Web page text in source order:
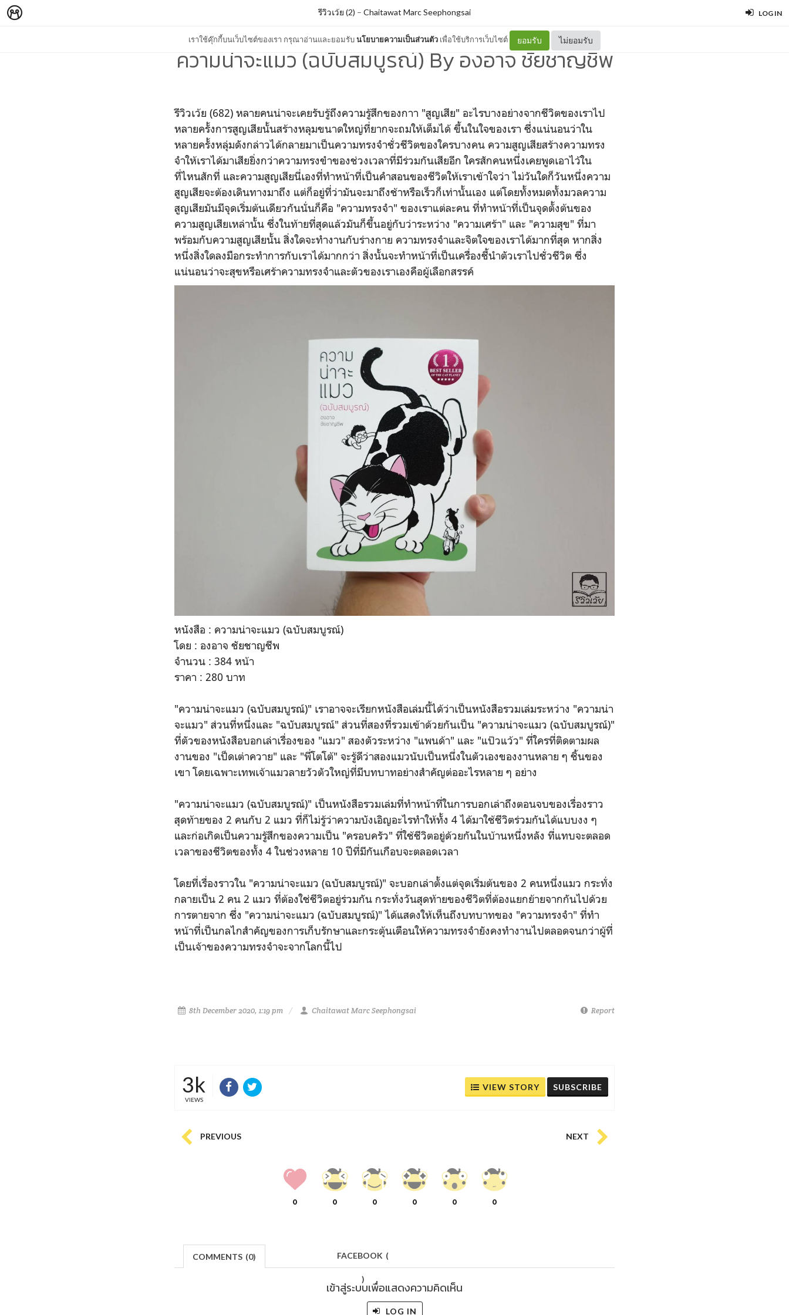
LOG IN
เราใช้คุ๊กกี้บนเว็บไซต์ของเรา กรุณาอ่านและยอมรับนโยบายความเป็นส่วนตัว เพื่อใช้บริการเว็บไซต์ ยอมรับ ไม่ยอมรับ
รีวิวเว้ย (2) – Chaitawat Marc Seephongsai
ความน่าจะแมว (ฉบับสมบูรณ์) By องอาจ ชัยชาญชีพ
รีวิวเว้ย (682) หลายคนน่าจะเคยรับรู้ถึงความรู้สึกของกาา "สูญเสีย" อะไรบางอย่างจากชีวิตของเราไป
หลายครั้งการสูญเสียนั้นสร้างหลุมขนาดใหญ่ที่ยากจะถมให้เต็มได้ ขึ้นในใจของเรา ซึ่งแน่นอนว่าใน
หลายครั้งหลุ่มดังกล่าวได้กลายมาเป็นความทรงจำชั่วชีวิตของใครบางคน ความสูญเสียสร้างความทรง
จำให้เราได้มาเสียยิ่งกว่าความทรงขำของช่วงเวลาที่มีร่วมกันเสียอีก ใครสักคนหนึ่งเคยพูดเอาไว้ใน
ที่ไหนสักที่ และความสูญเสียนี่เองที่ทำหน้าที่เป็นคำสอนของชีวิตให้เราเข้าใจว่า ไม่วันใดก็วันหนึ่งความ
สูญเสียจะต้องเดินทางมาถึง แต่ก็อยู่ที่ว่ามันจะมาถึงช้าหรือเร็วก็เท่านั้นเอง แต่โดยทั้งหมดทั้งมวลความ
สูญเสียมันมีจุดเริ่มต้นเดียวกันนั่นก็คือ "ความทรงจำ" ของเราแต่ละคน ที่ทำหน้าที่เป็นจุดตั้งต้นของ
ความสูญเสียเหล่านั้น ซึ่งในท้ายที่สุดแล้วมันก็ขึ้นอยู่กับว่าระหว่าง "ความเศร้า" และ "ความสุข" ที่มา
พร้อมกับความสูญเสียนั้น สิ่งใดจะทำงานกับร่างกาย ความทรงจำและจิตใจของเราได้มากที่สุด หากสิ่ง
หนึ่งสิ่งใดลงมือกระทำการกับเราได้มากกว่า สิ่งนั้นจะทำหน้าที่เป็นเครื่องชี้นำตัวเราไปชั่วชีวิต ซึ่ง
แน่นอนว่าจะสุขหรือเศร้าความทรงจำและตัวของเราเองคือผู้เลือกสรรค์
หนังสือ : ความน่าจะแมว (ฉบับสมบูรณ์)
โดย : องอาจ ชัยชาญชีพ
จำนวน : 384 หน้า
ราคา : 280 บาท
"ความน่าจะแมว (ฉบับสมบูรณ์)" เราอาจจะเรียกหนังสือเล่มนี้ได้ว่าเป็นหนังสือรวมเล่มระหว่าง "ความน่า
จะแมว" ส่วนที่หนึ่งและ "ฉบับสมบูรณ์" ส่วนที่สองที่รวมเข้าด้วยกันเป็น "ความน่าจะแมว (ฉบับสมบูรณ์)"
ที่ตัวของหนังสือบอกเล่าเรื่องของ "แมว" สองตัวระหว่าง "แพนด้า" และ "แป๊วแว้ว" ที่ใครที่ติดตามผล
งานของ "เป็ดเต่าควาย" และ "พี่โตโต้" จะรู้ดีว่าสองแมวนับเป็นหนึ่งในตัวเองของงานหลาย ๆ ชิ้นของ
เขา โดยเฉพาะเทพเจ้าแมวลายวัวตัวใหญ่ที่มีบทบาทอย่างสำคัญต่ออะไรหลาย ๆ อย่าง
"ความน่าจะแมว (ฉบับสมบูรณ์)" เป็นหนังสือรวมเล่มที่ทำหน้าที่ในการบอกเล่าถึงตอนจบของเรื่องราว
สุดท้ายของ 2 คนกับ 2 แมว ที่ก็ไม่รู้ว่าความบังเอิญอะไรทำให้ทั้ง 4 ได้มาใช้ชีวิตร่วมกันได้แบบงง ๆ
และก่อเกิดเป็นความรู้สึกของความเป็น "ครอบครัว" ที่ใช้ชีวิตอยู่ด้วยกันในบ้านหนึ่งหลัง ที่แทบจะตลอด
เวลาของชีวิตของทั้ง 4 ในช่วงหลาย 10 ปีที่มีกันเกือบจะตลอดเวลา
โดยที่เรื่องราวใน "ความน่าจะแมว (ฉบับสมบูรณ์)" จะบอกเล่าตั้งแต่จุดเริ่มต้นของ 2 คนหนึ่งแมว กระทั่ง
กลายเป็น 2 คน 2 แมว ที่ต้องใช่ชีวิตอยู่ร่วมกัน กระทั่งวันสุดท้ายของชีวิตที่ต้องแยกย้ายจากกันไปด้วย
การตายจาก ซึ่ง "ความน่าจะแมว (ฉบับสมบูรณ์)" ได้แสดงให้เห็นถึงบทบาทของ "ความทรงจำ" ที่ทำ
หน้าที่เป็นกลไกสำคัญของการเก็บรักษาและกระตุ้นเตือนให้ความทรงจำยังคงทำงานไปตลอดจนกว่าผู้ที่
เป็นเจ้าของความทรงจำจะจากโลกนี้ไป
8th December 2020, 1:19 pm Chaitawat Marc Seephongsai Report
3k
VIEWS
VIEW STORY SUBSCRIBE
PREVIOUS NEXT
0 0 0 0 0 0
COMMENTS (0) FACEBOOK (
)
เข้าสู่ระบบเพื่อแสดงความคิดเห็น
LOG IN